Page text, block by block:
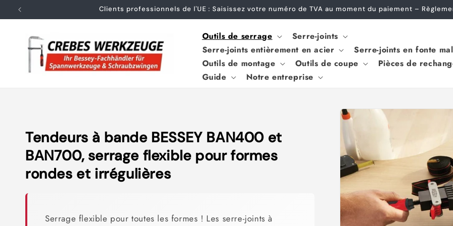
passer
au
Auch für Privatkunden – einfach bestellen, keine Gewerbeanmeldung
Outils de serrage
Serre-joints
Serre-joints entièrement en acier
Serre-joints en fonte
Outils de montage
Outils de coupe
Pièces de
Guide
Notre entreprise
C
o
l
l
Tendeurs à bande BESSEY BAN400 et
BAN700, serrage flexible pour formes
rondes et irrégulières
Serrage flexible pour toutes les formes ! Les serre-joints à